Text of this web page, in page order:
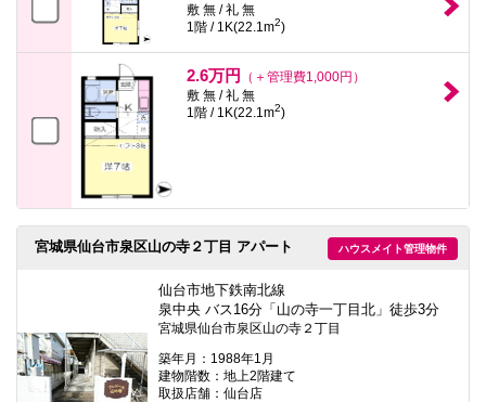
敷 無 / 礼 無
1階 / 1K(22.1m2)
2.6万円
（＋管理費1,000円）
敷 無 / 礼 無
1階 / 1K(22.1m2)
ハウスメイト管理物件
宮城県仙台市泉区山の寺２丁目 アパート
仙台市地下鉄南北線
泉中央 バス16分「山の寺一丁目北」徒歩3分
宮城県仙台市泉区山の寺２丁目
築年月：1988年1月
建物階数：地上2階建て
取扱店舗：仙台店